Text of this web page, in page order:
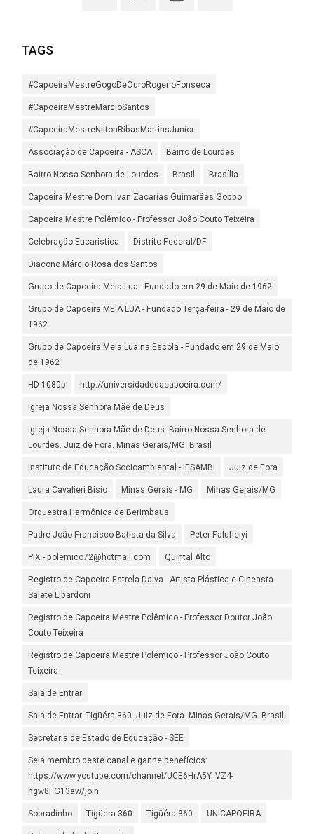
TAGS
#CapoeiraMestreGogoDeOuroRogerioFonseca
#CapoeiraMestreMarcioSantos
#CapoeiraMestreNiltonRibasMartinsJunior
Associação de Capoeira - ASCA Bairro de Lourdes
Bairro Nossa Senhora de Lourdes Brasil Brasília
Capoeira Mestre Dom Ivan Zacarias Guimarães Gobbo
Capoeira Mestre Polêmico - Professor João Couto Teixeira
Celebração Eucarística Distrito Federal/DF
Diácono Márcio Rosa dos Santos
Grupo de Capoeira Meia Lua - Fundado em 29 de Maio de 1962
Grupo de Capoeira MEIA LUA - Fundado Terça-feira - 29 de Maio de
1962
Grupo de Capoeira Meia Lua na Escola - Fundado em 29 de Maio
de 1962
HD 1080p http://universidadedacapoeira.com/
Igreja Nossa Senhora Mãe de Deus
Igreja Nossa Senhora Mãe de Deus. Bairro Nossa Senhora de
Lourdes. Juiz de Fora. Minas Gerais/MG. Brasil
Instituto de Educação Socioambiental - IESAMBI Juiz de Fora
Laura Cavalieri Bisio Minas Gerais - MG Minas Gerais/MG
Orquestra Harmônica de Berimbaus
Padre João Francisco Batista da Silva Peter Faluhelyi
PIX - polemico72@hotmail.com Quintal Alto
Registro de Capoeira Estrela Dalva - Artista Plástica e Cineasta
Salete Libardoni
Registro de Capoeira Mestre Polêmico - Professor Doutor João
Couto Teixeira
Registro de Capoeira Mestre Polêmico - Professor João Couto
Teixeira
Sala de Entrar
Sala de Entrar. Tigüéra 360. Juiz de Fora. Minas Gerais/MG. Brasil
Secretaria de Estado de Educação - SEE
Seja membro deste canal e ganhe benefícios:
https://www.youtube.com/channel/UCE6HrA5Y_VZ4-
hgw8FG13aw/join
Sobradinho Tigüera 360 Tigüéra 360 UNICAPOEIRA